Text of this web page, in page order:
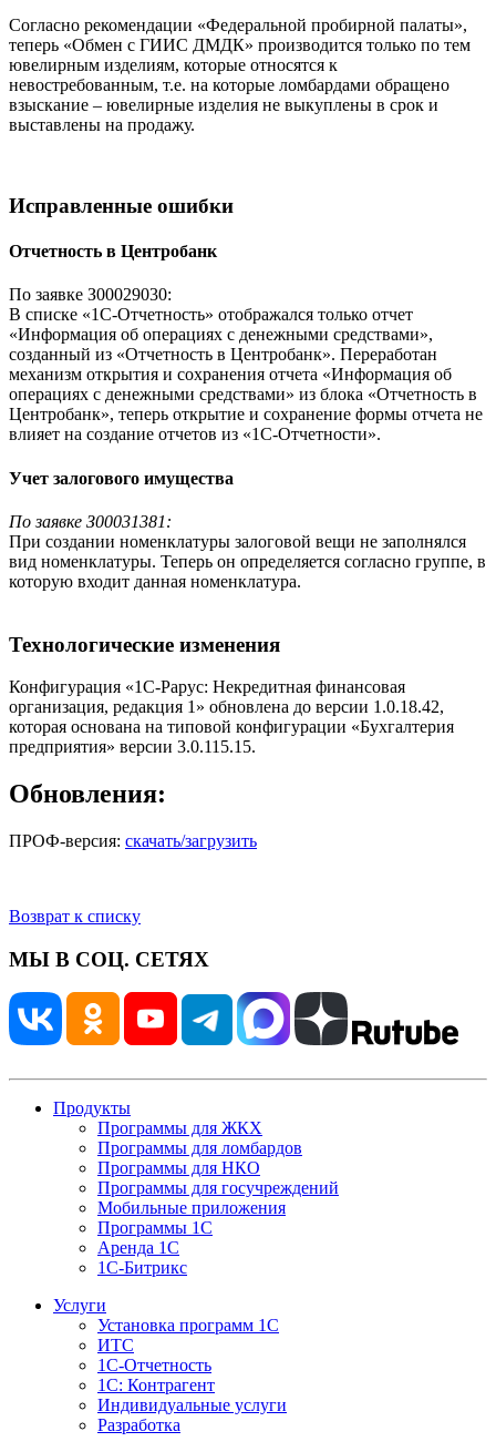
Согласно рекомендации «Федеральной пробирной палаты»,
теперь «Обмен с ГИИС ДМДК» производится только по тем
ювелирным изделиям, которые относятся к
невостребованным, т.е. на которые ломбардами обращено
взыскание – ювелирные изделия не выкуплены в срок и
выставлены на продажу.
Исправленные ошибки
Отчетность в Центробанк
По заявке З00029030:
В списке «1С-Отчетность» отображался только отчет
«Информация об операциях с денежными средствами»,
созданный из «Отчетность в Центробанк». Переработан
механизм открытия и сохранения отчета «Информация об
операциях с денежными средствами» из блока «Отчетность в
Центробанк», теперь открытие и сохранение формы отчета не
влияет на создание отчетов из «1С-Отчетности».
Учет залогового имущества
По заявке З00031381:
При создании номенклатуры залоговой вещи не заполнялся
вид номенклатуры. Теперь он определяется согласно группе, в
которую входит данная номенклатура.
Технологические изменения
Конфигурация «1С-Рарус: Некредитная финансовая
организация, редакция 1» обновлена до версии 1.0.18.42,
которая основана на типовой конфигурации «Бухгалтерия
предприятия» версии 3.0.115.15.
Обновления:
ПРОФ-версия: скачать/загрузить
Возврат к списку
МЫ В СОЦ. СЕТЯХ
Продукты
Программы для ЖКХ
Программы для ломбардов
Программы для НКО
Программы для госучреждений
Мобильные приложения
Программы 1С
Аренда 1С
1С-Битрикс
Услуги
Установка программ 1С
ИТС
1С-Отчетность
1С: Контрагент
Индивидуальные услуги
Разработка